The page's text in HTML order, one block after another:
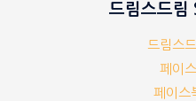
드림스드림
드림스
페이
페이스